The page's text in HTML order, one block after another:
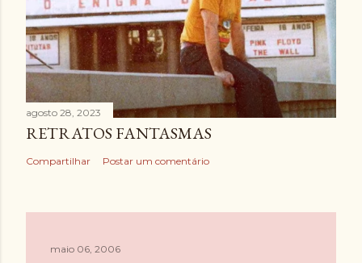
agosto 28, 2023
RETRATOS FANTASMAS
Compartilhar Postar um comentário
maio 06, 2006